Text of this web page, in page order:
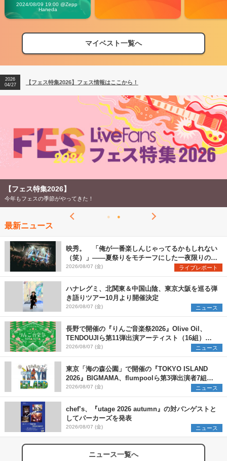
Vibes
2024/08/09 19:00 @Zepp
Haneda
マイベスト一覧へ
【フェス特集2026】フェス情報はここから！
【ライブ動員ランキング】2026年上半期編発表！
2026
04/27
【フェス特集2026】フェス情報はここから！
2026
【ライブ動員ランキング】2026年上半期編発表！
【フェス特集2026】
今年もフェスの季節がやってきた！
最新ニュース
映秀。 「俺が一番楽しんじゃってるかもしれない
（笑）」――夏祭りをモチーフにした一夜限りのス
ペシャルライブ『色祭』レポート
2026/08/07 (金) ライブレポート
ハナレグミ、北関東＆中国山陰、東京大阪を巡る弾
き語りツアー10月より開催決定
2026/08/07 (金) ニュース
長野で開催の『りんご音楽祭2026』Olive Oil、
TENDOUJIら第11弾出演アーティスト（16組）を
発表
2026/08/07 (金) ニュース
東京「海の森公園」で開催の『TOKYO ISLAND
2026』BIGMAMA、flumpoolら第3弾出演者7組を
発表 ワークショップ・アート出展者を募集
2026/08/07 (金) ニュース
chef’s、『utage 2026 autumn』の対バンゲストと
してパーカーズを発表
2026/08/07 (金) ニュース
ニュース一覧へ